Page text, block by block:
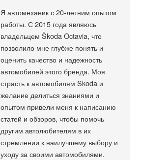
Я автомеханик с 20-летним опытом
работы. С 2015 года являюсь
владельцем Škoda Octavia, что
позволило мне глубже понять и
оценить качество и надежность
автомобилей этого бренда. Моя
страсть к автомобилям Škoda и
желание делиться знаниями и
опытом привели меня к написанию
статей и обзоров, чтобы помочь
другим автолюбителям в их
стремлении к наилучшему выбору и
уходу за своими автомобилями.